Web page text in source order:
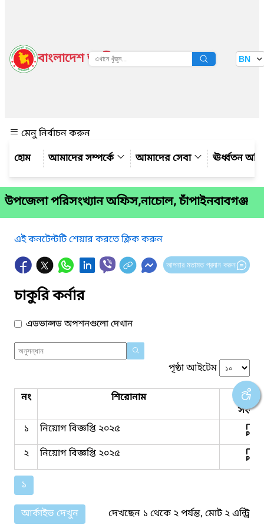
বাংলাদেশ জাতীয় তথ্য বাতায়ন BN
মেনু নির্বাচন করুন
আমাদের সম্পর্কে
আমাদের সেবা ঊর্ধ্বতন
উপজেলা পরিসংখ্যান অফিস,নাচোল, চাঁপাইনবাবগঞ্জ
এই কনটেন্টটি শেয়ার করতে ক্লিক করুন
আপনার মতামত প্রদান করুন
চাকুরি কর্নার
এডভান্সড অপশনগুলো দেখান
পৃষ্ঠা আইটেম
নং শিরোনাম
১
নিয়োগ বিজ্ঞপ্তি ২০২৫
২
নিয়োগ বিজ্ঞপ্তি ২০২৫
১
আর্কাইভ দেখুন দেখছেন ১ থেকে ২ পর্যন্ত, মোট ২ এন্ট্রি